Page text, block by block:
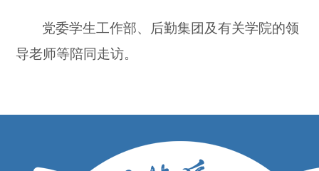
党委学生工作部、后勤集团及有关学院的领
导老师等陪同走访。